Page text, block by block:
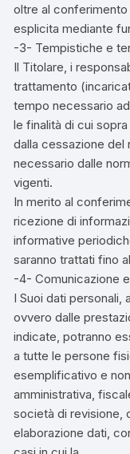
oltre al
esplicita mediante
-3- Tempistiche e
Il Titolare, i
trattamento
tempo necessario
le finalità di cui
dalla cessazione
necessario dalle
vigenti.
In merito al
ricezione di
informative
saranno trattati fino
-4- Comunicazione
I Suoi dati personali,
ovvero dalle
indicate, potranno
a tutte le persone
esemplificativo e
amministrativa,
società di revisione,
elaborazione dati,